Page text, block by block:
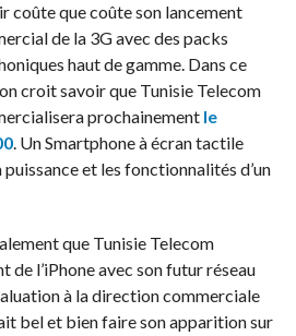
coûte que coûte son lancement
de la 3G avec des packs
haut de gamme. Dans ce
croit savoir que Tunisie Telecom
prochainement le
. Un Smartphone à écran tactile
et les fonctionnalités d’un
que Tunisie Telecom
de l’iPhone avec son futur réseau
à la direction commerciale
bel et bien faire son apparition sur